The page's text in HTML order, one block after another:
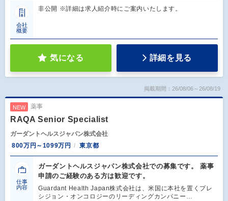
会社
概要
非公開 ※詳細は求人紹介時にご案内いたします。
気になる 詳細を見る
掲載期間：26/08/06～26/08/19
NEW 薬事
RAQA Senior Specialist
ガーダントヘルスジャパン株式会社
800万円～1099万円
東京都
仕事
内容
ガーダントヘルスジャパン株式会社での募集です。 薬事
申請のご経験のある方は歓迎です。
Guardant Health Japan株式会社は、米国に本社を置くプレ
シジョン・オンコロジーのリーディングカンパニー…